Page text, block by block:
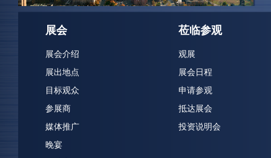
展会
展会介绍
展出地点
目标观众
参展商
媒体推广
晚宴
莅临参观
观展
展会日程
申请参观
抵达展会
投资说明会